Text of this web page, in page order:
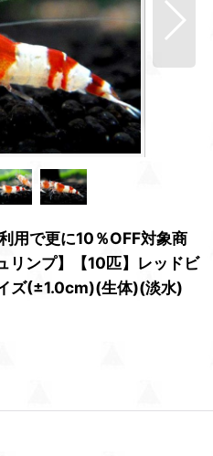
用で更に10％OFF対象商
リンプ】【10匹】レッドビ
ズ(±1.0cm)(生体)(淡水)